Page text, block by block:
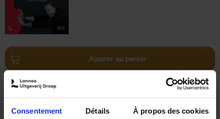
Consentement Détails À propos des cookies
Ajouter au panier
Trends in the Transformation
Economy (EN)
Christophe Jauquet
Couverture souple
2024 360